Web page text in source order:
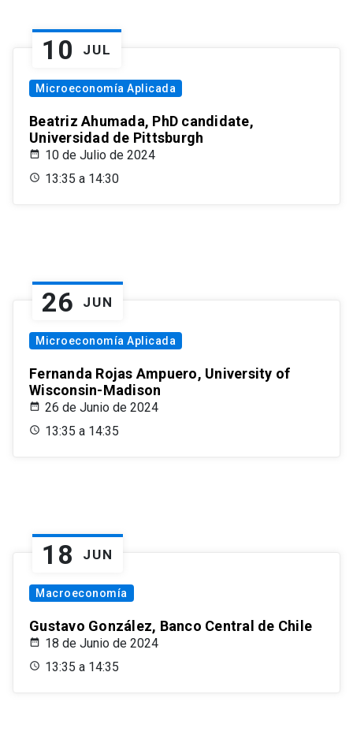
10 JUL
Microeconomía Aplicada
Beatriz Ahumada, PhD candidate,
Universidad de Pittsburgh
10 de Julio de 2024
13:35 a 14:30
26 JUN
Microeconomía Aplicada
Fernanda Rojas Ampuero, University of
Wisconsin-Madison
26 de Junio de 2024
13:35 a 14:35
18 JUN
Macroeconomía
Gustavo González, Banco Central de Chile
18 de Junio de 2024
13:35 a 14:35